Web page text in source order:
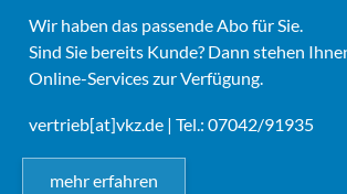
Wir haben das passende Abo für Sie.
Sind Sie bereits Kunde? Dann stehen
Online-Services zur Verfügung.
vertrieb[at]vkz.de | Tel.: 07042/91935
mehr erfahren